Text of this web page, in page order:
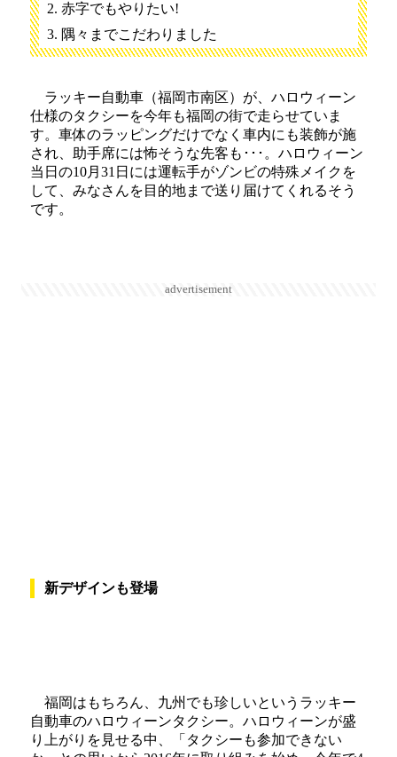
赤字でもやりたい!
隅々までこだわりました
ラッキー自動車（福岡市南区）が、ハロウィーン
仕様のタクシーを今年も福岡の街で走らせていま
す。車体のラッピングだけでなく車内にも装飾が施
され、助手席には怖そうな先客も･･･。ハロウィーン
当日の10月31日には運転手がゾンビの特殊メイクを
して、みなさんを目的地まで送り届けてくれるそう
です。
advertisement
新デザインも登場
福岡はもちろん、九州でも珍しいというラッキー
自動車のハロウィーンタクシー。ハロウィーンが盛
り上がりを見せる中、「タクシーも参加できない